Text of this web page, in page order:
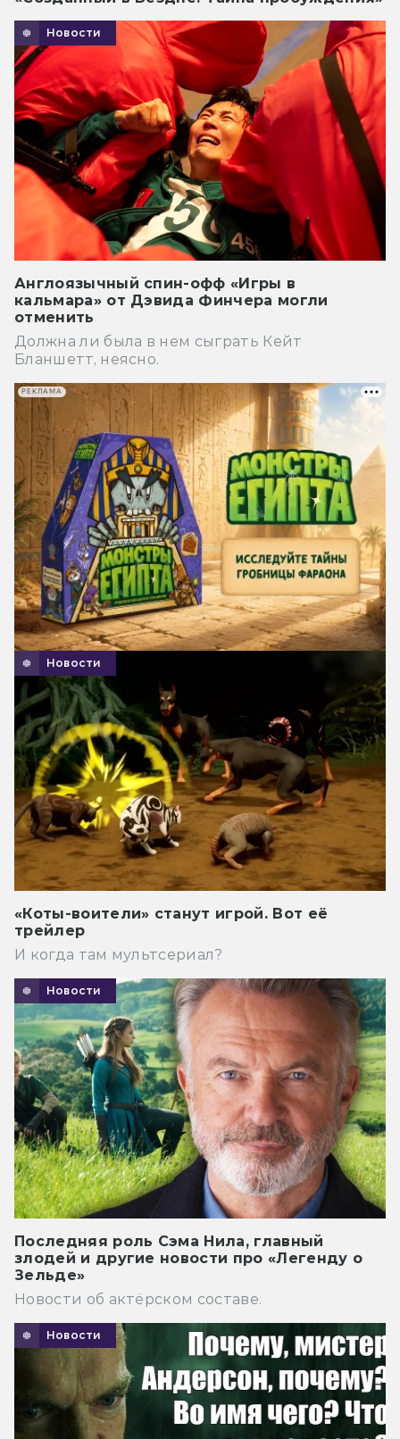
Новости
Англоязычный спин-офф «Игры в
кальмара» от Дэвида Финчера могли
отменить
Должна ли была в нем сыграть Кейт
Бланшетт, неясно.
Новости
«Коты-воители» станут игрой. Вот её
трейлер
И когда там мультсериал?
Новости
Последняя роль Сэма Нила, главный
злодей и другие новости про «Легенду о
Зельде»
Новости об актёрском составе.
Новости
РЕКЛАМА